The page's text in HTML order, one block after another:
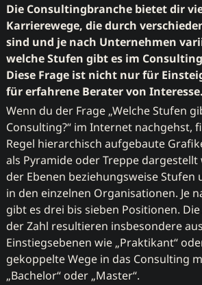
Die Consultingbranche bietet dir
Karrierewege, die durch
sind und je nach Unternehmen
welche Stufen gibt es im
Diese Frage ist nicht nur für
für erfahrene Berater von Interesse.
Wenn du der Frage „Welche Stufen
Consulting?“ im Internet nachgehst,
Regel hierarchisch aufgebaute
als Pyramide oder Treppe dargestellt
der Ebenen beziehungsweise Stufen
in den einzelnen Organisationen. Je
gibt es drei bis sieben Positionen.
der Zahl resultieren insbesondere
Einstiegsebenen wie „Praktikant“
gekoppelte Wege in das Consulting
„Bachelor“ oder „Master“.